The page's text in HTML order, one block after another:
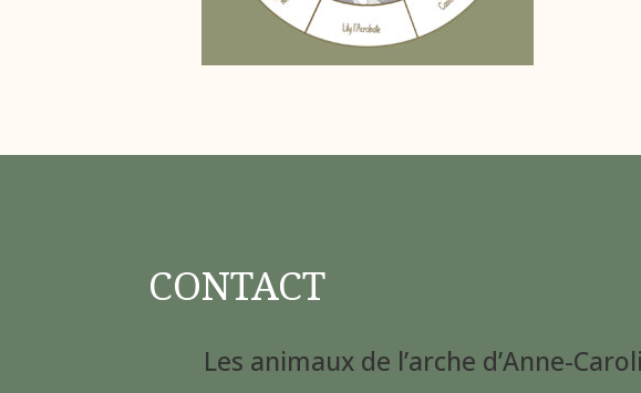
CONTACT
Les animaux de l’arche d’Anne-